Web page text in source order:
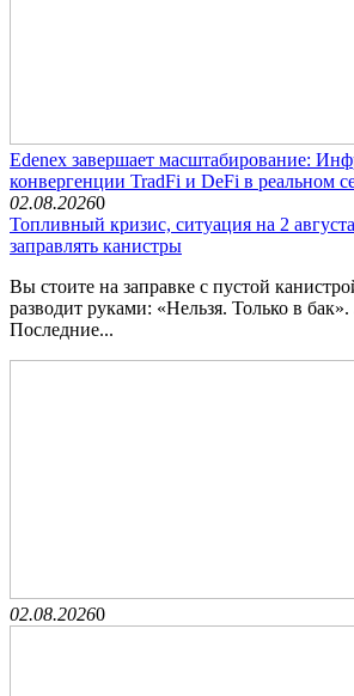
Edenex завершает масштабирование:
конвергенции TradFi и DeFi в реальном
02.08.20260
Топливный кризис, ситуация на 2
заправлять канистры
Вы стоите на заправке с пустой
разводит руками: «Нельзя. Только в
Последние...
02.08.20260